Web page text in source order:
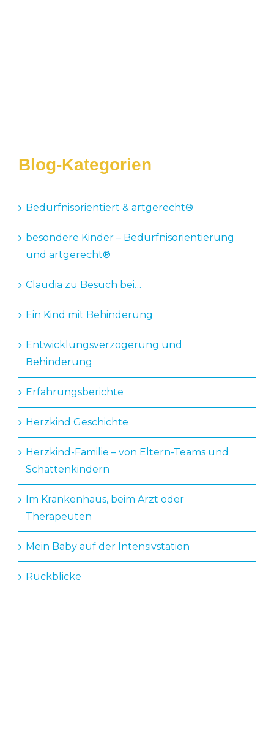
Blog-Kategorien
Bedürfnisorientiert & artgerecht®️
besondere Kinder – Bedürfnisorientierung
und artgerecht®
Claudia zu Besuch bei…
Ein Kind mit Behinderung
Entwicklungsverzögerung und
Behinderung
Erfahrungsberichte
Herzkind Geschichte
Herzkind-Familie – von Eltern-Teams und
Schattenkindern
Im Krankenhaus, beim Arzt oder
Therapeuten
Mein Baby auf der Intensivstation
Rückblicke